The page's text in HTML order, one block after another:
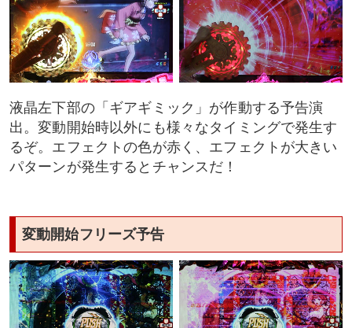
液晶左下部の「ギアギミック」が作動する予告演
出。変動開始時以外にも様々なタイミングで発生す
るぞ。エフェクトの色が赤く、エフェクトが大きい
パターンが発生するとチャンスだ！
変動開始フリーズ予告